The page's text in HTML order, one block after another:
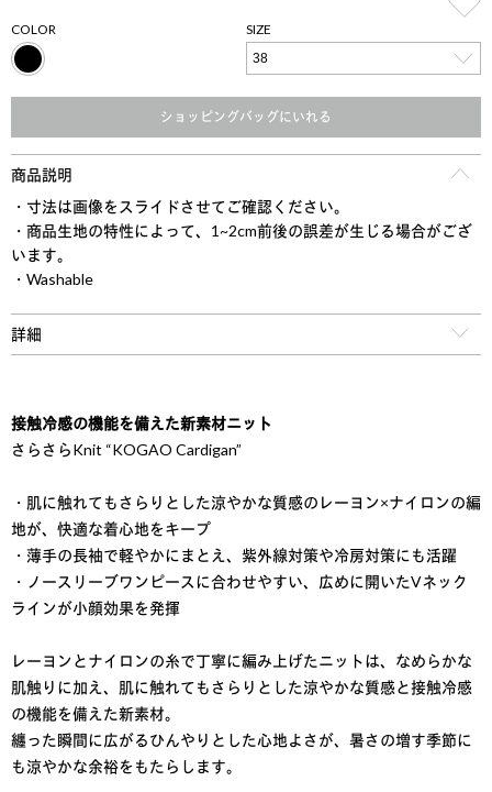
SIZE
COLOR
ショッピングバッグにいれる
商品説明
・寸法は画像をスライドさせてご確認ください。
・商品生地の特性によって、1~2cm前後の誤差が生じる場合がござ
います。
・Washable
詳細
接触冷感の機能を備えた新素材ニット
さらさらKnit “KOGAO Cardigan”
・肌に触れてもさらりとした涼やかな質感のレーヨン×ナイロンの編
地が、快適な着心地をキープ
・薄手の長袖で軽やかにまとえ、紫外線対策や冷房対策にも活躍
・ノースリーブワンピースに合わせやすい、広めに開いたVネック
ラインが小顔効果を発揮
レーヨンとナイロンの糸で丁寧に編み上げたニットは、なめらかな
肌触りに加え、肌に触れてもさらりとした涼やかな質感と接触冷感
の機能を備えた新素材。
纏った瞬間に広がるひんやりとした心地よさが、暑さの増す季節に
も涼やかな余裕をもたらします。